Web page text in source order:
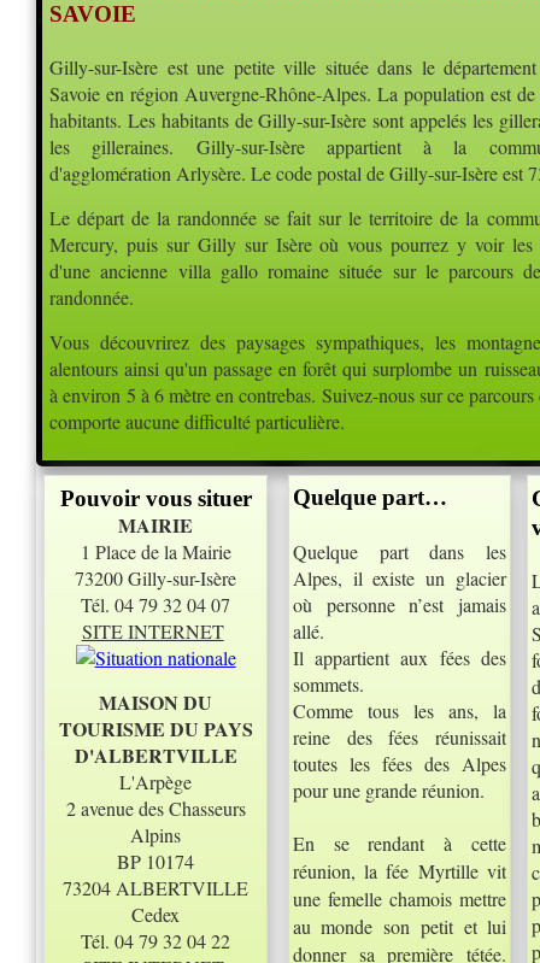
SAVOIE
Gilly-sur-Isère est une petite ville située dans le
Savoie en région Auvergne-Rhône-Alpes. La population est
habitants. Les habitants de Gilly-sur-Isère sont appelés les
les gilleraines. Gilly-sur-Isère appartient à la
d'agglomération Arlysère. Le code postal de Gilly-sur-Isère est
Le départ de la randonnée se fait sur le territoire de la
Mercury, puis sur Gilly sur Isère où vous pourrez y voir les
d'une ancienne villa gallo romaine située sur le parcours
randonnée.
Vous découvrirez des paysages sympathiques, les
alentours ainsi qu'un passage en forêt qui surplombe un
à environ 5 à 6 mètre en contrebas. Suivez-nous sur ce
comporte aucune difficulté particulière.
Pouvoir vous situer
MAIRIE
1 Place de la Mairie
73200 Gilly-sur-Isère
Tél. 04 79 32 04 07
SITE INTERNET
MAISON DU
TOURISME DU PAYS
D'ALBERTVILLE
L'Arpège
2 avenue des Chasseurs
Alpins
BP 10174
73204 ALBERTVILLE
Cedex
Tél. 04 79 32 04 22
Quelque part…
Quelque part dans les
Alpes, il existe un glacier
où personne n’est jamais
allé.
Il appartient aux fées des
sommets.
Comme tous les ans, la
reine des fées réunissait
toutes les fées des Alpes
pour une grande réunion.
En se rendant à cette
réunion, la fée Myrtille vit
une femelle chamois mettre
au monde son petit et lui
donner sa première tétée.